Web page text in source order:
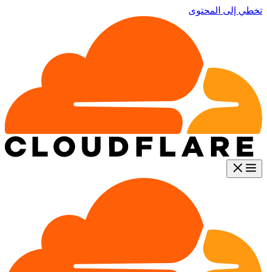
تخطي إلى المحتوى